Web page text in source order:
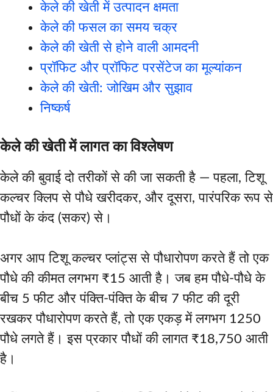
केले की खेती में उत्पादन क्षमता
केले की फसल का समय चक्र
केले की खेती से होने वाली आमदनी
प्रॉफिट और प्रॉफिट परसेंटेज का मूल्यांकन
केले की खेती: जोखिम और सुझाव
निष्कर्ष
केले की खेती में लागत का विश्लेषण
केले की बुवाई दो तरीकों से की जा सकती है — पहला, टिशू
कल्चर क्लिप से पौधे खरीदकर, और दूसरा, पारंपरिक रूप से
पौधों के कंद (सकर) से।
अगर आप टिशू कल्चर प्लांट्स से पौधारोपण करते हैं तो एक
पौधे की कीमत लगभग ₹15 आती है। जब हम पौधे-पौधे के
बीच 5 फीट और पंक्ति-पंक्ति के बीच 7 फीट की दूरी
रखकर पौधारोपण करते हैं, तो एक एकड़ में लगभग 1250
पौधे लगते हैं। इस प्रकार पौधों की लागत ₹18,750 आती
है।